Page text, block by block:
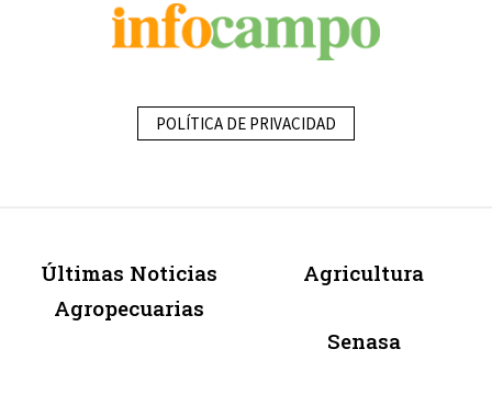
POLÍTICA DE PRIVACIDAD
Últimas Noticias
Agropecuarias
Agricultura
Senasa